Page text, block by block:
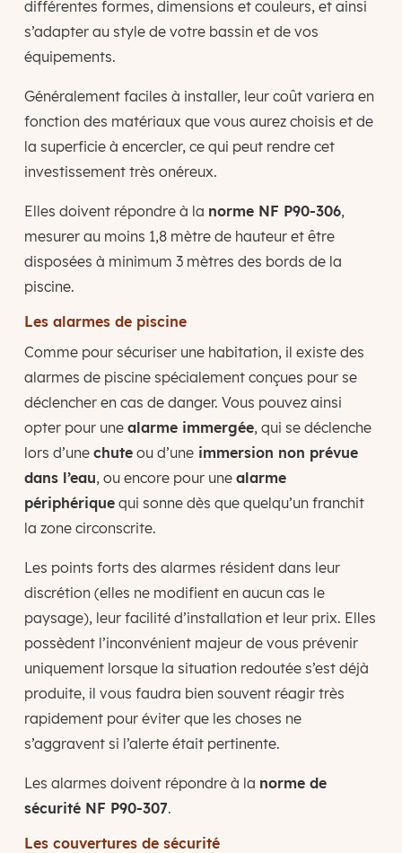
différentes formes, dimensions et couleurs, et ainsi
s’adapter au style de votre bassin et de vos
équipements.
Généralement faciles à installer, leur coût variera en
fonction des matériaux que vous aurez choisis et de
la superficie à encercler, ce qui peut rendre cet
investissement très onéreux.
Elles doivent répondre à la norme NF P90-306,
mesurer au moins 1,8 mètre de hauteur et être
disposées à minimum 3 mètres des bords de la
piscine.
Les alarmes de piscine
Comme pour sécuriser une habitation, il existe des
alarmes de piscine spécialement conçues pour se
déclencher en cas de danger. Vous pouvez ainsi
opter pour une alarme immergée, qui se déclenche
lors d’une chuteou d’uneimmersion non prévue
dans l’eau, ou encore pour une alarme
périphériquequi sonne dès que quelqu’un franchit
la zone circonscrite.
Les points forts des alarmes résident dans leur
discrétion (elles ne modifient en aucun cas le
paysage), leur facilité d’installation et leur prix. Elles
possèdent l’inconvénient majeur de vous prévenir
uniquement lorsque la situation redoutée s’est déjà
produite, il vous faudra bien souvent réagir très
rapidement pour éviter que les choses ne
s’aggravent si l’alerte était pertinente.
Les alarmes doivent répondre à la norme de
sécurité NF P90-307.
Les couvertures de sécurité